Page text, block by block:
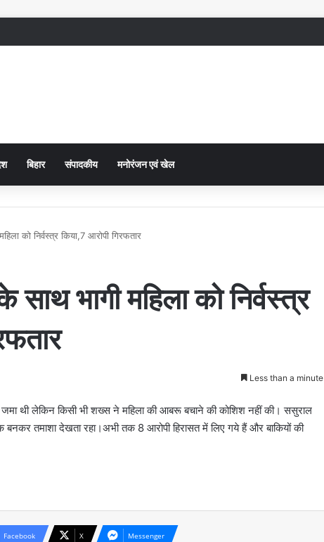
बिहार संपादकीय मनोरंजन एवं खेल
को निर्वस्त्र किया,7 आरोपी गिरफतार
साथ भागी महिला को निर्वस्त्र
Less than a minute
जमा थी लेकिन किसी भी शख्स ने महिला की आबरू बचाने की कोशिश नहीं की। ससुराल
बनकर तमाशा देखता रहा।अभी तक 8 आरोपी हिरासत में लिए गये हैं और बाकियों की
Facebook X Messenger